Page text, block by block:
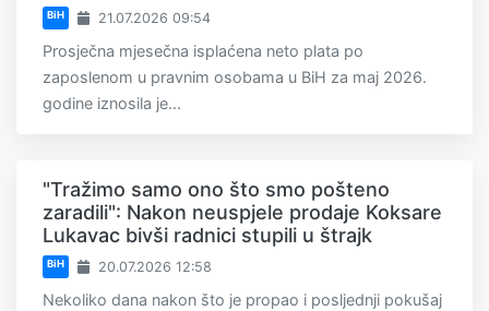
BiH 21.07.2026 09:54
Prosječna mjesečna isplaćena neto plata po
zaposlenom u pravnim osobama u BiH za maj 2026.
godine iznosila je...
"Tražimo samo ono što smo pošteno
zaradili": Nakon neuspjele prodaje Koksare
Lukavac bivši radnici stupili u štrajk
BiH 20.07.2026 12:58
Nekoliko dana nakon što je propao i posljednji pokušaj